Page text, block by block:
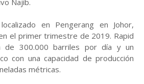
Najib.
en Pengerang en Johor,
el primer trimestre de 2019. Rapid
de 300.000 barriles por día y un
con una capacidad de producción
métricas.